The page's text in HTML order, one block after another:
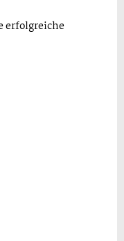
erfolgreiche